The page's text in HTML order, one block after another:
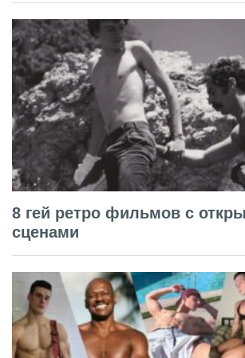
8 гей ретро фильмов с
сценами